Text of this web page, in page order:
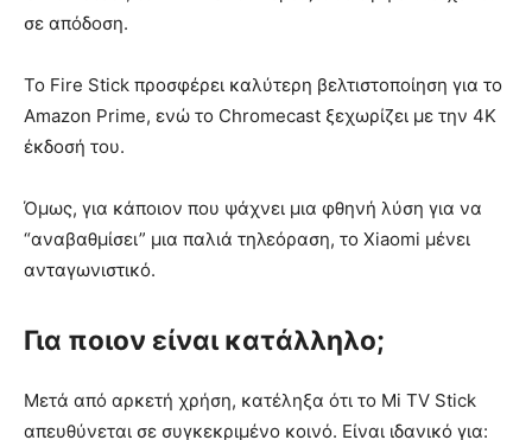
σε απόδοση.
Το Fire Stick προσφέρει καλύτερη βελτιστοποίηση για το
Amazon Prime, ενώ το Chromecast ξεχωρίζει με την 4K
έκδοσή του.
Όμως, για κάποιον που ψάχνει μια φθηνή λύση για να
“αναβαθμίσει” μια παλιά τηλεόραση, το Xiaomi μένει
ανταγωνιστικό.
Για ποιον είναι κατάλληλο;
Μετά από αρκετή χρήση, κατέληξα ότι το Mi TV Stick
απευθύνεται σε συγκεκριμένο κοινό. Είναι ιδανικό για: